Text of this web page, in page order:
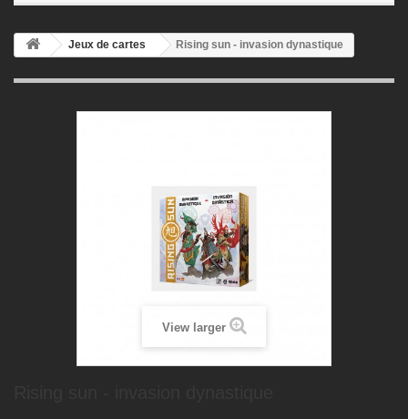
Jeux de cartes Rising sun - invasion dynastique
View larger